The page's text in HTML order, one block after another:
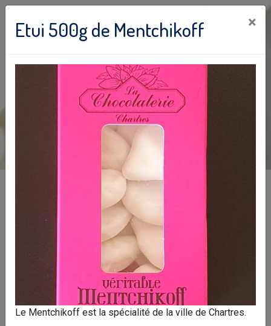
E-commerce
La Chocolaterie
28000 Chartres
Tél :0237218692
Etui 500g de Mentchikoff ×
Le Mentchikoff est la spécialité de la ville de Chartres.